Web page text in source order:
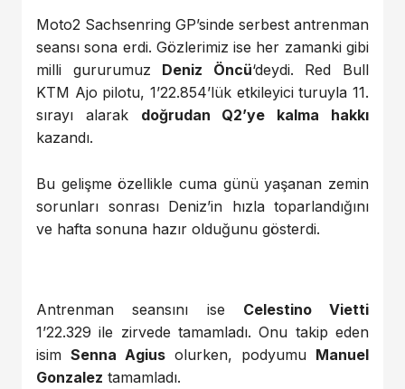
Moto2 Sachsenring GP’sinde serbest antrenman
seansı sona erdi. Gözlerimiz ise her zamanki gibi
milli gururumuz Deniz Öncü‘deydi. Red Bull
KTM Ajo pilotu, 1’22.854’lük etkileyici turuyla 11.
sırayı alarak doğrudan Q2’ye kalma hakkı
kazandı.
Bu gelişme özellikle cuma günü yaşanan zemin
sorunları sonrası Deniz’in hızla toparlandığını
ve hafta sonuna hazır olduğunu gösterdi.
Antrenman seansını ise Celestino Vietti
1’22.329 ile zirvede tamamladı. Onu takip eden
isim Senna Agius olurken, podyumu Manuel
Gonzalez tamamladı.